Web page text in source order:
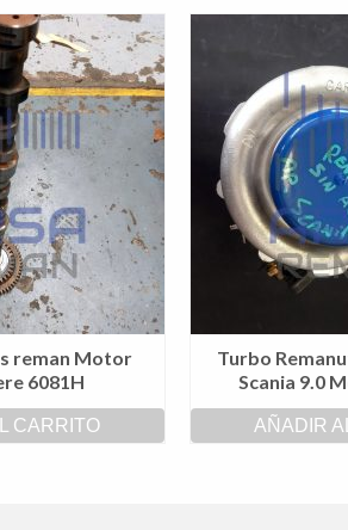
reman Motor
6081H
CARRITO
Turbo
Scania 9.0
AÑADIR